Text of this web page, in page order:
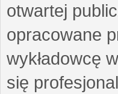
otwartej
opracowane
wykładowcę
się